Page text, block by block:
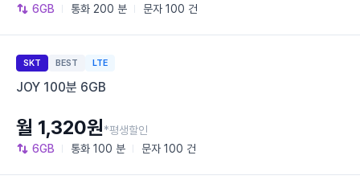
6GB 통화 200 분 문자 100 건
SKT BEST LTE
JOY 100분 6GB
6GB 통화 100 분 문자 100 건
월 1,320원*평생할인